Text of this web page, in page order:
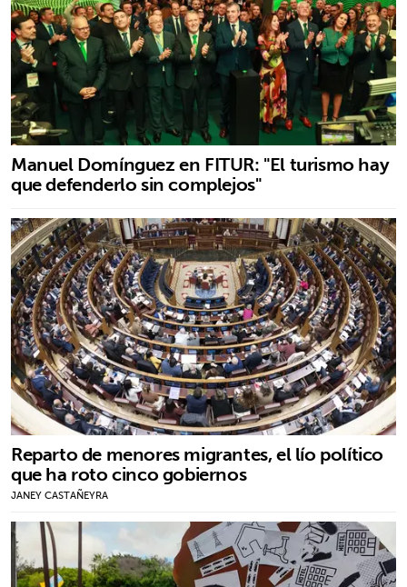
Manuel Domínguez en FITUR: "El turismo hay
que defenderlo sin complejos"
Reparto de menores migrantes, el lío político
que ha roto cinco gobiernos
JANEY CASTAÑEYRA